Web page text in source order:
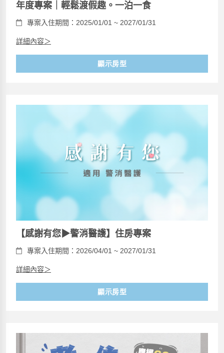
年度專案｜輕鬆渡假趣。一泊一食
專案入住期間：2025/01/01 ~ 2027/01/31
詳細內容＞
顯示房型
【感謝有您▶警消醫護】住房專案
專案入住期間：2026/04/01 ~ 2027/01/31
詳細內容＞
顯示房型